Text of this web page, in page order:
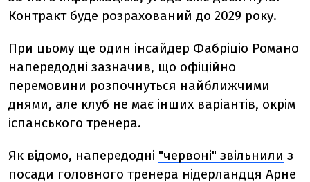
Контракт буде розрахований до 2029 року.
При цьому ще один інсайдер Фабріціо Романо
напередодні зазначив, що офіційно
перемовини розпочнуться найближчими
днями, але клуб не має інших варіантів, окрім
іспанського тренера.
Як відомо, напередодні "червоні" звільнили з
посади головного тренера нідерландця Арне